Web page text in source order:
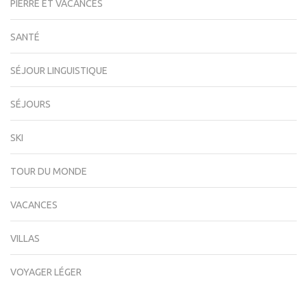
PIERRE ET VACANCES
SANTÉ
SÉJOUR LINGUISTIQUE
SÉJOURS
SKI
TOUR DU MONDE
VACANCES
VILLAS
VOYAGER LÉGER